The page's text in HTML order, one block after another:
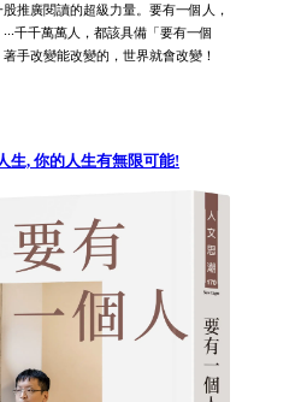
推廣閱讀的超級力量。要有一個人，
千千萬萬人，都該具備「要有一個
手改變能改變的，世界就會改變！
生, 你的人生有無限可能!